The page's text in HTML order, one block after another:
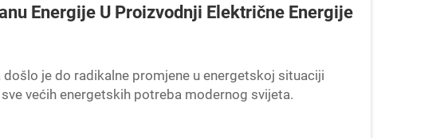
Energije U Proizvodnji Električne Energije
je do radikalne promjene u energetskoj situaciji
većih energetskih potreba modernog svijeta.
su sastavni korak u ovom prijenosu...